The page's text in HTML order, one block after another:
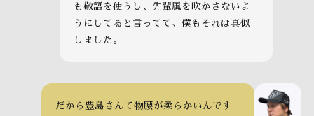
も敬語を使うし、先輩風を吹かさないよ
うにしてると言ってて、僕もそれは真似
しました。
だから豊島さんて物腰が柔らかいんです